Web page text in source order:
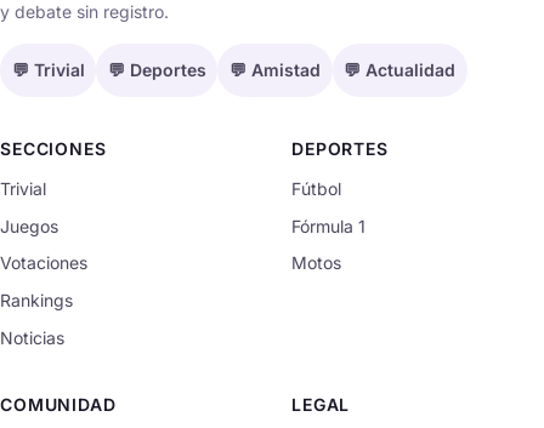
y debate sin registro.
💬 Trivial 💬 Deportes 💬 Amistad 💬 Actualidad
SECCIONES
Trivial
Juegos
Votaciones
Rankings
Noticias
DEPORTES
Fútbol
Fórmula 1
Motos
COMUNIDAD LEGAL